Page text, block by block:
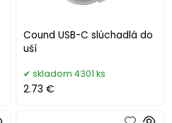
Cound USB-C slúchadlá do
uší
skladom 4301 ks
2.73 €